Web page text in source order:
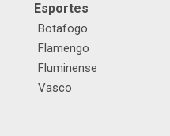
Esportes
Botafogo
Flamengo
Fluminense
Vasco